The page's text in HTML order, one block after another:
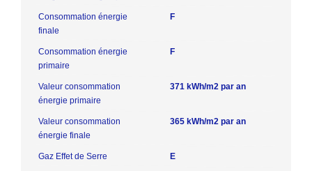
Consommation énergie
finale
F
Consommation énergie
primaire
F
Valeur consommation
énergie primaire
371 kWh/m2 par an
Valeur consommation
énergie finale
365 kWh/m2 par an
Gaz Effet de Serre E